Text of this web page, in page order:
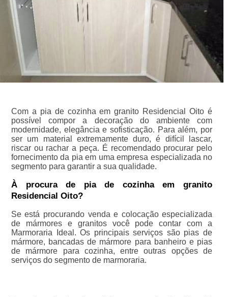
Com a pia de cozinha em granito Residencial Oito é
possível compor a decoração do ambiente com
modernidade, elegância e sofisticação. Para além, por
ser um material extremamente duro, é difícil lascar,
riscar ou rachar a peça. É recomendado procurar pelo
fornecimento da pia em uma empresa especializada no
segmento para garantir a sua qualidade.
À procura de pia de cozinha em granito
Residencial Oito?
Se está procurando venda e colocação especializada
de mármores e granitos você pode contar com a
Marmoraria Ideal. Os principais serviços são pias de
mármore, bancadas de mármore para banheiro e pias
de mármore para cozinha, entre outras opções de
serviços do segmento de marmoraria.